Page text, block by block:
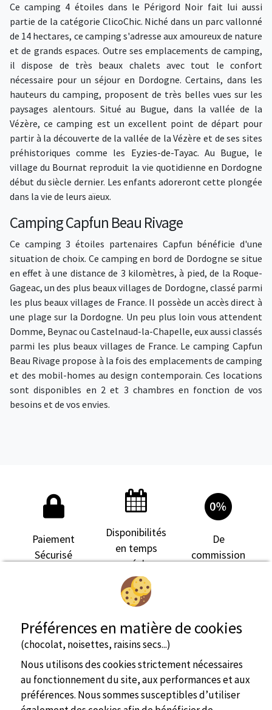
Ce camping 4 étoiles dans le Périgord Noir fait lui aussi
partie de la catégorie ClicoChic. Niché dans un parc vallonné
de 14 hectares, ce camping s'adresse aux amoureux de nature
et de grands espaces. Outre ses emplacements de camping,
il dispose de très beaux chalets avec tout le confort
nécessaire pour un séjour en Dordogne. Certains, dans les
hauteurs du camping, proposent de très belles vues sur les
paysages alentours. Situé au Bugue, dans la vallée de la
Vézère, ce camping est un excellent point de départ pour
partir à la découverte de la vallée de la Vézère et de ses sites
préhistoriques comme les Eyzies-de-Tayac. Au Bugue, le
village du Bournat reproduit la vie quotidienne en Dordogne
début du siècle dernier. Les enfants adoreront cette plongée
dans la vie de leurs aïeux.
Camping Capfun Beau Rivage
Ce camping 3 étoiles partenaires Capfun bénéficie d'une
situation de choix. Ce camping en bord de Dordogne se situe
en effet à une distance de 3 kilomètres, à pied, de la Roque-
Gageac, un des plus beaux villages de Dordogne, classé parmi
les plus beaux villages de France. Il possède un accès direct à
une plage sur la Dordogne. Un peu plus loin vous attendent
Domme, Beynac ou Castelnaud-la-Chapelle, eux aussi classés
parmi les plus beaux villages de France. Le camping Capfun
Beau Rivage propose à la fois des emplacements de camping
et des mobil-homes au design contemporain. Ces locations
sont disponibles en 2 et 3 chambres en fonction de vos
besoins et de vos envies.
Paiement
Sécurisé
Disponibilités
en temps
réel
De
commission
Préférences en matière de cookies
(chocolat, noisettes, raisins secs...)
Nous utilisons des cookies strictement nécessaires
au fonctionnement du site, aux performances et aux
préférences. Nous sommes susceptibles d’utiliser